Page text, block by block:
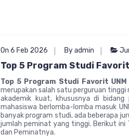
On 6 Feb 2026 By admin
Top 5 Program Studi
Top 5 Program Studi Favorit
merupakan salah satu perguruan tinggi
akademik kuat, khususnya di
mahasiswa berlomba-lomba masuk
banyak program studi, ada beberapa
jumlah peminat yang tinggi. Berikut ini
dan Peminatnya.